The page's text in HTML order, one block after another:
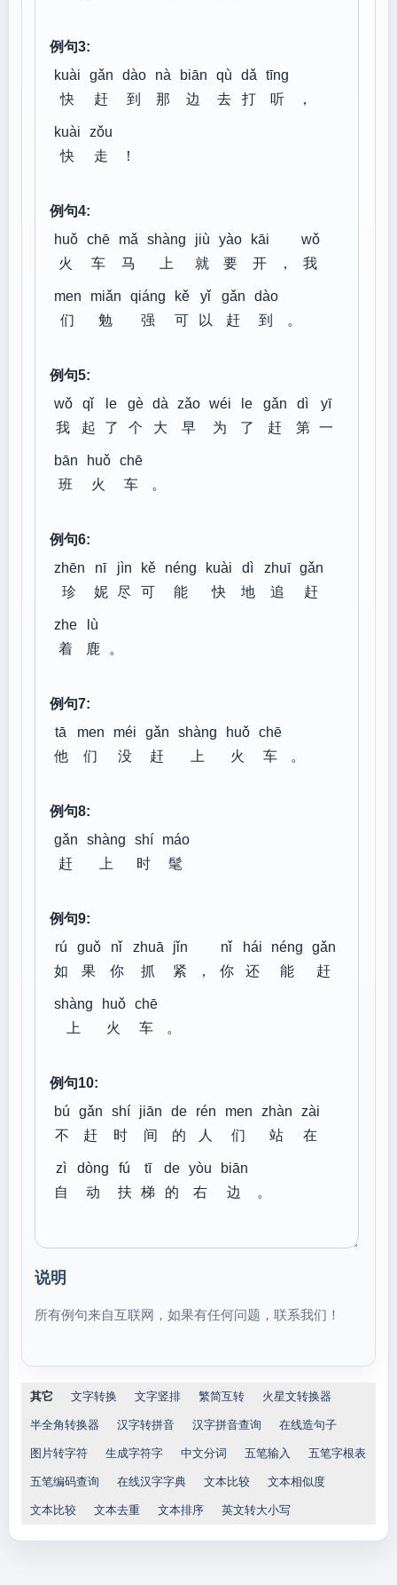
例句3:
kuài
快
gǎn
赶
dào
到
nà
那
biān
边
qù
去
dǎ
打
tīng
听
，
kuài
快
zǒu
走
！
例句4:
huǒ
火
chē
车
mǎ
马
shàng
上
jiù
就
yào
要
kāi
开
，
wǒ
我
men
们
miǎn
勉
qiáng
强
kě
可
yǐ
以
gǎn
赶
dào
到
。
例句5:
wǒ
我
qǐ
起
le
了
gè
个
dà
大
zǎo
早
wéi
为
le
了
gǎn
赶
dì
第
yī
一
bān
班
huǒ
火
chē
车
。
例句6:
zhēn
珍
nī
妮
jìn
尽
kě
可
néng
能
kuài
快
dì
地
zhuī
追
gǎn
赶
zhe
着
lù
鹿
。
例句7:
tā
他
men
们
méi
没
gǎn
赶
shàng
上
huǒ
火
chē
车
。
例句8:
gǎn
赶
shàng
上
shí
时
máo
髦
例句9:
rú
如
guǒ
果
nǐ
你
zhuā
抓
jǐn
紧
，
nǐ
你
hái
还
néng
能
gǎn
赶
shàng
上
huǒ
火
chē
车
。
例句10:
bú
不
gǎn
赶
shí
时
jiān
间
de
的
rén
人
men
们
zhàn
站
zài
在
zì
自
dòng
动
fú
扶
tī
梯
de
的
yòu
右
biān
边
。
说明
所有例句来自互联网，如果有任何问题，联系我们！
其它 文字转换 文字竖排 繁简互转 火星文转换器
半全角转换器 汉字转拼音 汉字拼音查询 在线造句子
图片转字符 生成字符字 中文分词 五笔输入 五笔字根表
五笔编码查询 在线汉字字典 文本比较 文本相似度
文本比较 文本去重 文本排序 英文转大小写